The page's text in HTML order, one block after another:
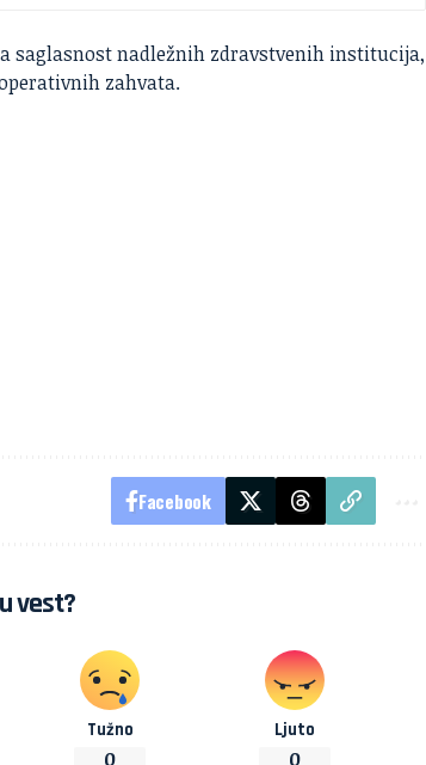
saglasnost nadležnih zdravstvenih institucija,
zahvata.
Facebook
vest?
Tužno
0
Ljuto
0